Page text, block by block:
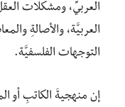
العربيِّ، ومشكلات
العربيَّة، والأصالةِ
التوجهات الفلسفيَّة.
إن منهجيةَ الكاتبِ أو